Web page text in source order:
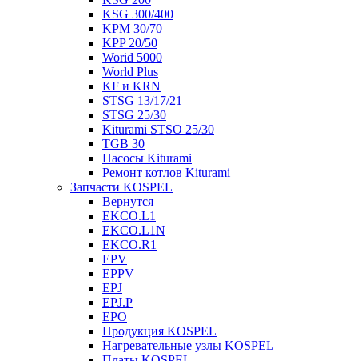
KSG 300/400
KPM 30/70
KPP 20/50
Worid 5000
World Plus
KF и KRN
STSG 13/17/21
STSG 25/30
Kiturami STSO 25/30
TGB 30
Насосы Kiturami
Ремонт котлов Kiturami
Запчасти KOSPEL
Вернутся
EKCO.L1
EKCO.L1N
EKCO.R1
EPV
EPPV
EPJ
EPJ.P
EPO
Продукция KOSPEL
Нагревательные узлы KOSPEL